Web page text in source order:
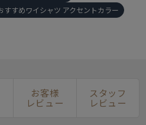
すすめワイシャツ アクセントカラー
お客様
レビュー
スタッフ
レビュー